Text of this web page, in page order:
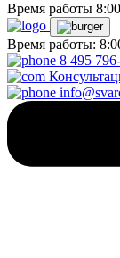
Время работы
Время работы:
8 495